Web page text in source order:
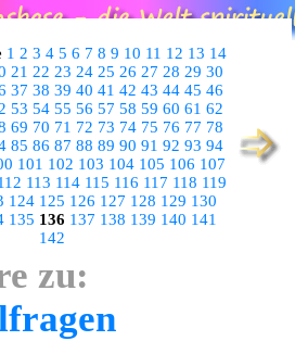
1 2 3 4 5 6 7 8 9 10 11 12 13 14
21 22 23 24 25 26 27 28 29 30
37 38 39 40 41 42 43 44 45 46
53 54 55 56 57 58 59 60 61 62
69 70 71 72 73 74 75 76 77 78
85 86 87 88 89 90 91 92 93 94
101 102 103 104 105 106 107
113 114 115 116 117 118 119
124 125 126 127 128 129 130
135 136 137 138 139 140 141
142
zu: